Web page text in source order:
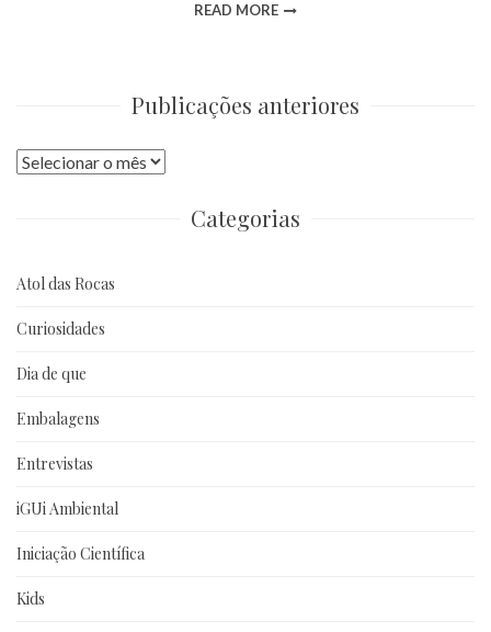
READ MORE
Publicações anteriores
Publicações
Categorias
Atol das Rocas
Curiosidades
Dia de que
Embalagens
Entrevistas
iGUi Ambiental
Iniciação Científica
Kids